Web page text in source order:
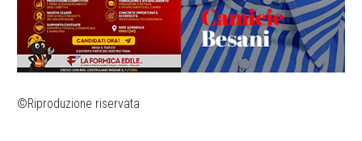
©Riproduzione riservata